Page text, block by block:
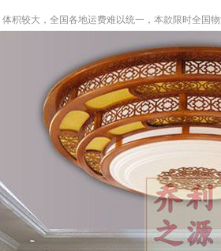
体积较大，全国各地运费难以统一，本款限时全国